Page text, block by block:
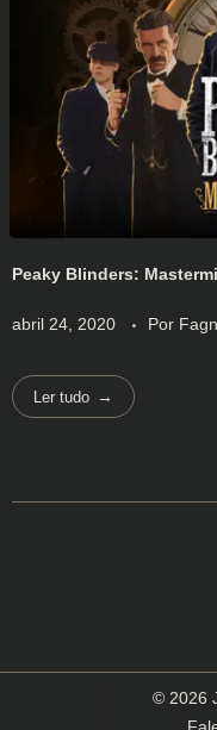
Peaky Blinders:
abril 24, 2020 Por
Ler tudo
© 2026